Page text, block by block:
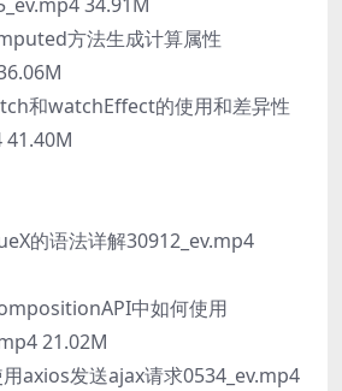
方法生成计算属性
和watchEffect的使用和差异性
41.40M
的语法详解30912_ev.mp4
中如何使用
21.02M
axios发送ajax请求0534_ev.mp4